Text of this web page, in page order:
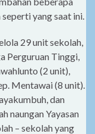
yang saat ini.
29 unit sekolah,
Perguruan Tinggi,
(2 unit),
Mentawai (8 unit).
dan
naungan Yayasan
– sekolah yang